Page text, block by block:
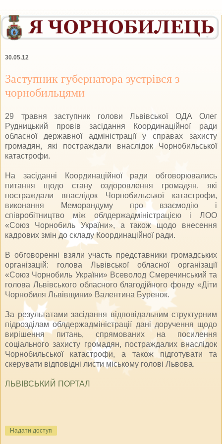
30.05.12
Заступник губернатора зустрівся з
чорнобильцями
29 травня заступник голови Львівської ОДА Олег
Рудницький провів засідання Координаційної ради
обласної державної адміністрації у справах захисту
громадян, які постраждали внаслідок Чорнобильської
катастрофи.
На засіданні Координаційної ради обговорювались
питання щодо стану оздоровлення громадян, які
постраждали внаслідок Чорнобильської катастрофи,
виконання Меморандуму про взаємодію і
співробітництво між облдержадміністрацією і ЛОО
«Союз Чорнобиль України», а також щодо внесення
кадрових змін до складу Координаційної ради.
В обговоренні взяли участь представники громадських
організацій: голова Львівської обласної організації
«Союз Чорнобиль України» Всеволод Смеречинський та
голова Львівського обласного благодійного фонду «Діти
Чорнобиля Львівщини» Валентина Буренок.
За результатами засідання відповідальним структурним
підрозділам облдержадміністрації дані доручення щодо
вирішення питань, спрямованих на посилення
соціального захисту громадян, постраждалих внаслідок
Чорнобильської катастрофи, а також підготувати та
скерувати відповідні листи міському голові Львова.
ЛЬВІВСЬКИЙ ПОРТАЛ
Надати доступ